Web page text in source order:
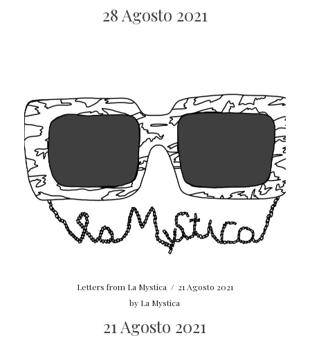
28 Agosto 2021
Letters from La Mystica / 21 Agosto 2021
by La Mystica
21 Agosto 2021